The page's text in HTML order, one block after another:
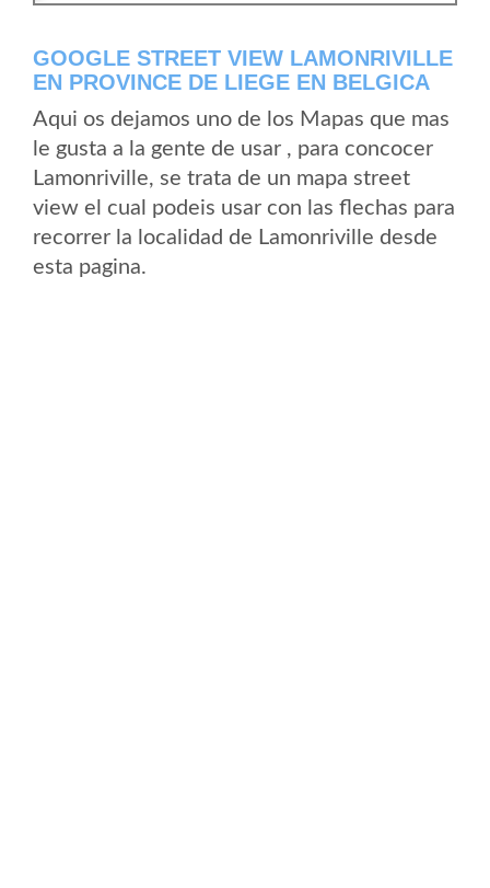
GOOGLE STREET VIEW LAMONRIVILLE
EN PROVINCE DE LIEGE EN BELGICA
Aqui os dejamos uno de los Mapas que mas
le gusta a la gente de usar , para concocer
Lamonriville, se trata de un mapa street
view el cual podeis usar con las flechas para
recorrer la localidad de Lamonriville desde
esta pagina.